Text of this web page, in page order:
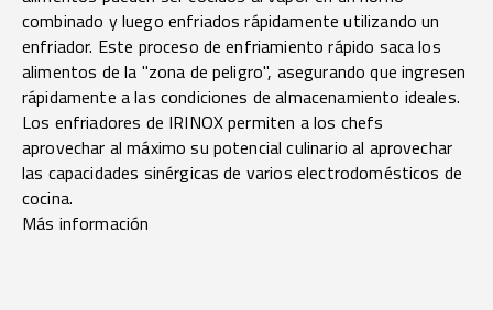
combinado y luego enfriados rápidamente utilizando un
enfriador. Este proceso de enfriamiento rápido saca los
alimentos de la "zona de peligro", asegurando que ingresen
rápidamente a las condiciones de almacenamiento ideales.
Los enfriadores de IRINOX permiten a los chefs
aprovechar al máximo su potencial culinario al aprovechar
las capacidades sinérgicas de varios electrodomésticos de
cocina.
Más información